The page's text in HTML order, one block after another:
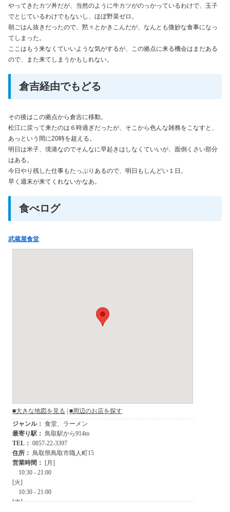
やってきたカツ丼だが、当然のように牛カツがのっかっているわけで、玉子
でとじているわけでもないし、ほぼ野菜ゼロ。
朝ごはん抜きだったので、黙々とかきこんだが、なんとも微妙な食事になっ
てしまった。
ここはもう来なくていいような気がするが、この拠点に来る機会はまだある
ので、また来てしまうかもしれない。
倉吉経由でもどる
その後はこの拠点から倉吉に移動。
松江に戻って来たのは６時過ぎだったが、そこから色んな雑務をこなすと、
あっという間に20時を超える。
明日は米子、境港なのでそんなに早起きはしなくていいが、面倒くさい部分
はある。
今日やり残した仕事もたっぷりあるので、明日もしんどい１日。
早く週末が来てくれないかなあ。
食べログ
武蔵屋食堂